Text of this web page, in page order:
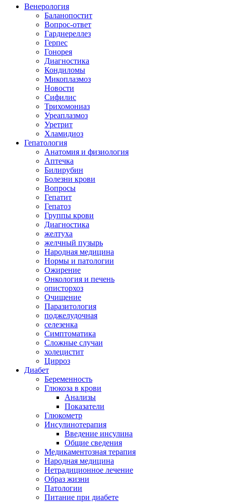
Венерология
Баланопостит
Вопрос-ответ
Гарднереллез
Герпес
Гонорея
Диагностика
Кондиломы
Микоплазмоз
Новости
Сифилис
Трихомониаз
Уреаплазмоз
Уретрит
Хламидиоз
Гепатология
Анатомия и физиология
Аптечка
Билирубин
Болезни крови
Вопросы
Гепатит
Гепатоз
Группы крови
Диагностика
желтуха
желчный пузырь
Народная медицина
Нормы и патологии
Ожирение
Онкология и печень
описторхоз
Очищение
Паразитология
поджелудочная
селезенка
Симптоматика
Сложные случаи
холецистит
Цирроз
Диабет
Беременность
Глюкоза в крови
Анализы
Показатели
Глюкометр
Инсулинотерапия
Введение инсулина
Общие сведения
Медикаментозная терапия
Народная медицина
Нетрадиционное лечение
Образ жизни
Патологии
Питание при диабете